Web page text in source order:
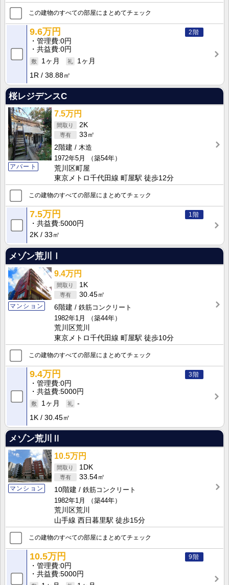
この建物のすべての部屋にまとめてチェック
2階
9.6万円
管理費 0円
共益費 0円
1ヶ月
1ヶ月
1R
38.88㎡
桜レジデンスC
アパート
7.5万円
2K
33㎡
2階建
木造
1972年5月
（築54年）
荒川区町屋
東京メトロ千代田線 町屋駅 徒歩12分
この建物のすべての部屋にまとめてチェック
1階
7.5万円
共益費 5000円
2K
33㎡
メゾン荒川Ⅰ
マンション
9.4万円
1K
30.45㎡
6階建
鉄筋コンクリート
1982年1月
（築44年）
荒川区荒川
東京メトロ千代田線 町屋駅 徒歩10分
この建物のすべての部屋にまとめてチェック
3階
9.4万円
管理費 0円
共益費 5000円
1ヶ月
-
1K
30.45㎡
メゾン荒川Ⅱ
マンション
10.5万円
1DK
33.54㎡
10階建
鉄筋コンクリート
1982年1月
（築44年）
荒川区荒川
山手線 西日暮里駅 徒歩15分
この建物のすべての部屋にまとめてチェック
9階
10.5万円
管理費 0円
共益費 5000円